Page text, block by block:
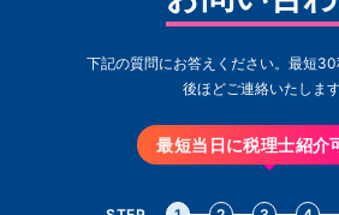
下記の質問にお答えください。最短30
後ほどご連絡いたします
最短当日に税理士紹介